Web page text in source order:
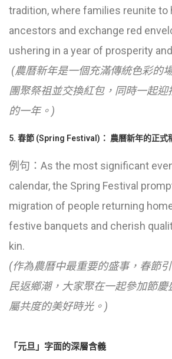
tradition, where families reunite to
ancestors and exchange red
ushering in a year of prosperity
(農曆新年是一個充滿傳統色彩的
團聚祭祖並交換紅包，同時一起
的一年。)
5. 春節 (Spring Festival)： 農曆新年的正式
例句：As the most significant
calendar, the Spring Festival
migration of people returning
festive banquets and cherish
kin.
(作為農曆中最重要的盛事，春節
民返鄉潮，大家聚在一起參加節
屬共度的美好時光。)
「元旦」字面的深層含義